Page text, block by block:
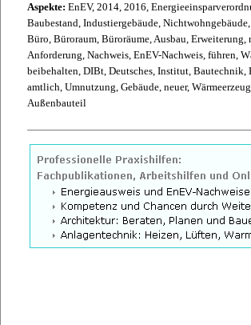
Aspekte: EnEV, 2014, 2016,
Baubestand, Industiergebäude,
Büro, Büroraum, Büroräume, Ausbau,
Anforderung, Nachweis, EnEV-Nachweis, führen,
beibehalten, DIBt, Deutsches, Institut, Bautechnik,
amtlich, Umnutzung, Gebäude, neuer,
Außenbauteil